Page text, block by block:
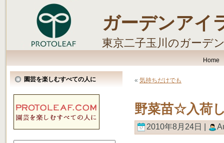
ガーデンアイ
東京二子玉川のガーデ
Home
園芸を楽しむすべての人に « 気持ちだけでも
野菜苗☆入荷
2010年8月24日 |